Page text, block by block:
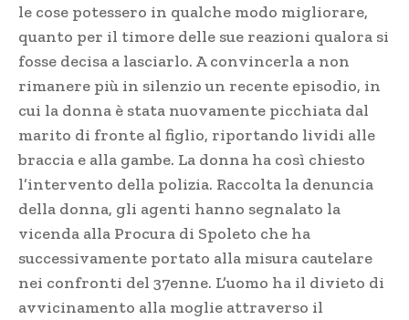
le cose potessero in qualche modo migliorare,
quanto per il timore delle sue reazioni qualora si
fosse decisa a lasciarlo. A convincerla a non
rimanere più in silenzio un recente episodio, in
cui la donna è stata nuovamente picchiata dal
marito di fronte al figlio, riportando lividi alle
braccia e alla gambe. La donna ha così chiesto
l’intervento della polizia. Raccolta la denuncia
della donna, gli agenti hanno segnalato la
vicenda alla Procura di Spoleto che ha
successivamente portato alla misura cautelare
nei confronti del 37enne. L’uomo ha il divieto di
avvicinamento alla moglie attraverso il